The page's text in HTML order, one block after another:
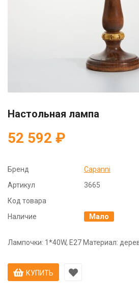
Настольная лампа
52 592 ₽
Бренд
Capanni
Артикул
3665
Код товара
Наличие
Мало
Лампочки: 1*40W, E27 Материал:
КУПИТЬ